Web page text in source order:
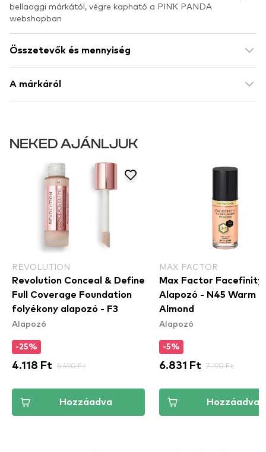
bellaoggi márkától, végre kapható a PINK PANDA
webshopban
Összetevők és mennyiség
A márkáról
NEKED AJÁNLJUK
REVOLUTION
Revolution Conceal & Define
Full Coverage Foundation
folyékony alapozó - F3
Alapozó
-25%
4.118 Ft 5.490 Ft
Hozzáadva
MAX FACTOR
Max Factor Facefinity
Alapozó - N45 Warm
Almond
Alapozó
-5%
6.831 Ft 7.190 Ft
Hozzáadva